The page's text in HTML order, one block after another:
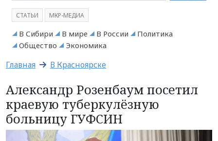
СТАТЬИ МКР-МЕДИА
В Сибири В мире В России
Политика
Общество
Экономика
Главная В Красноярске
Александр Розенбаум посетил
краевую туберкулёзную
больницу ГУФСИН